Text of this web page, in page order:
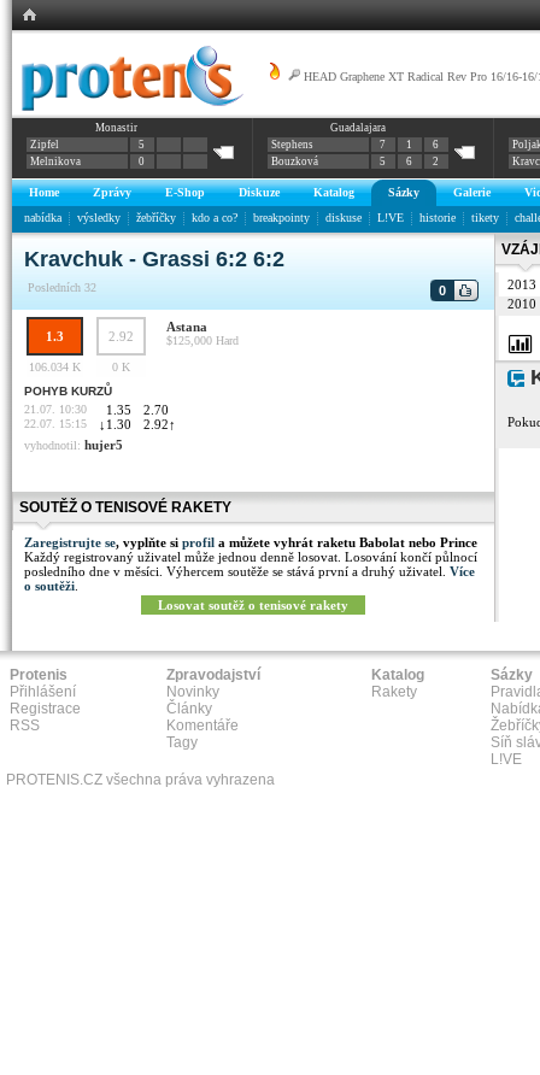
HEAD Graphene XT Radical Rev Pro 16/16-16/
Monastir
Zipfel
5
Melnikova
0
Guadalajara
Stephens
7 1
6
Bouzková
5 6 2
Home Zprávy E-Shop Diskuze Katalog Sázky Galerie
nabídka
výsledky žebříčky kdo a co? breakpointy diskuse L!VE historie tikety
Kravchuk - Grassi 6:2 6:2
Posledních 32 0
1.3 2.92
Astana
$125,000 Hard
106.034 K
0 K
POHYB KURZŮ
21.07. 10:30
1.35 2.70
22.07. 15:15 ↓ 1.30 2.92↑
vyhodnotil: hujer5
SOUTĚŽ O TENISOVÉ RAKETY
Zaregistrujte se, vyplňte si profil a můžete vyhrát raketu Babolat nebo Prince
Každý registrovaný uživatel může jednou denně losovat. Losování končí půlnocí
posledního dne v měsíci. Výhercem soutěže se stává první a druhý uživatel. Více
o soutěži
Losovat soutěž o tenisové rakety
2013
2010
Protenis
Přihlášení
Registrace
RSS
Zpravodajství
Novinky
Články
Komentáře
Tagy
Katalog
Rakety
Sázky
Síň
L!VE
PROTENIS.CZ všechna práva vyhrazena